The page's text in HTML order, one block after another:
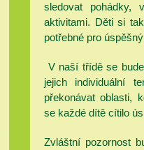
sledovat pohádky,
aktivitami. Děti si
potřebné pro
V naší třídě se
jejich individuální
překonávat oblasti,
se každé dítě cítilo
Zvláštní pozornost